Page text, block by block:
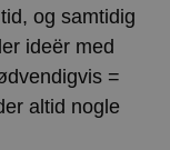
og samtidig
ideër med
=
altid nogle